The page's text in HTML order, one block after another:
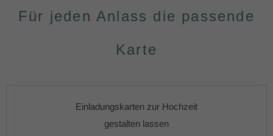
Für jeden Anlass die passende
Karte
Einladungskarten zur Hochzeit
gestalten lassen